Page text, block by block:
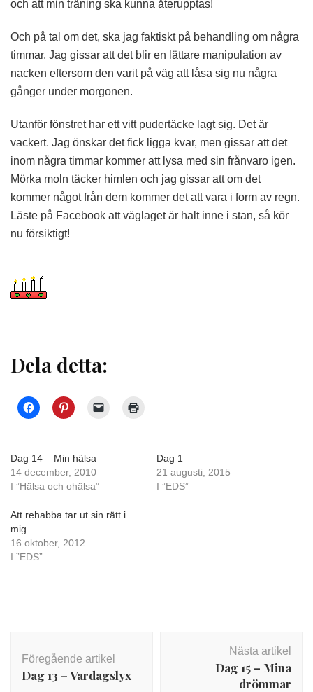
och att min träning ska kunna återupptas!
Och på tal om det, ska jag faktiskt på behandling om några
timmar. Jag gissar att det blir en lättare manipulation av
nacken eftersom den varit på väg att låsa sig nu några
gånger under morgonen.
Utanför fönstret har ett vitt pudertäcke lagt sig. Det är
vackert. Jag önskar det fick ligga kvar, men gissar att det
inom några timmar kommer att lysa med sin frånvaro igen.
Mörka moln täcker himlen och jag gissar att om det
kommer något från dem kommer det att vara i form av regn.
Läste på Facebook att väglaget är halt inne i stan, så kör
nu försiktigt!
Dela detta:
Dag 14 – Min hälsa
14 december, 2010
I ”Hälsa och ohälsa”
Dag 1
21 augusti, 2015
I ”EDS”
Att rehabba tar ut sin rätt i
mig
16 oktober, 2012
I ”EDS”
Föregående artikel
Dag 13 – Vardagslyx
Nästa artikel
Dag 15 – Mina
drömmar